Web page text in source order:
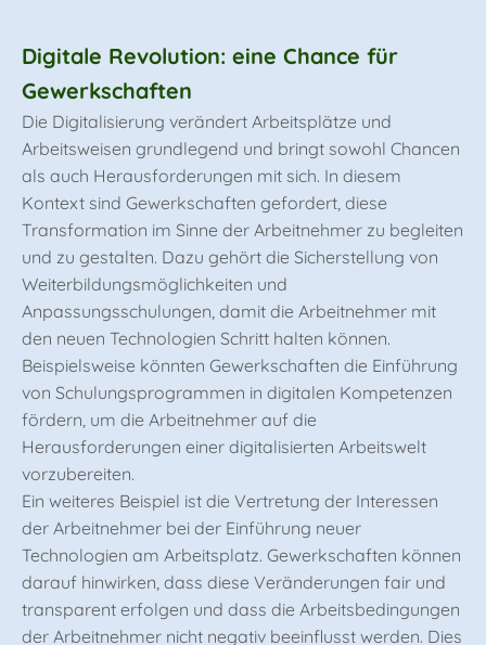
Digitale Revolution: eine Chance für
Gewerkschaften
Die Digitalisierung verändert Arbeitsplätze und
Arbeitsweisen grundlegend und bringt sowohl Chancen
als auch Herausforderungen mit sich. In diesem
Kontext sind Gewerkschaften gefordert, diese
Transformation im Sinne der Arbeitnehmer zu begleiten
und zu gestalten. Dazu gehört die Sicherstellung von
Weiterbildungsmöglichkeiten und
Anpassungsschulungen, damit die Arbeitnehmer mit
den neuen Technologien Schritt halten können.
Beispielsweise könnten Gewerkschaften die Einführung
von Schulungsprogrammen in digitalen Kompetenzen
fördern, um die Arbeitnehmer auf die
Herausforderungen einer digitalisierten Arbeitswelt
vorzubereiten.
Ein weiteres Beispiel ist die Vertretung der Interessen
der Arbeitnehmer bei der Einführung neuer
Technologien am Arbeitsplatz. Gewerkschaften können
darauf hinwirken, dass diese Veränderungen fair und
transparent erfolgen und dass die Arbeitsbedingungen
der Arbeitnehmer nicht negativ beeinflusst werden. Dies